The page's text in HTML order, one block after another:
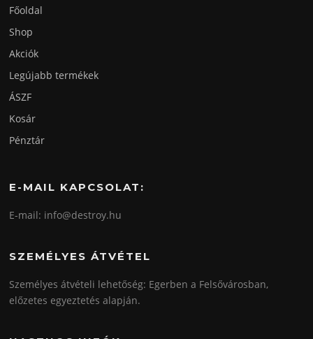
Főoldal
Shop
Akciók
Legújabb termékek
ÁSZF
Kosár
Pénztár
E-MAIL KAPCSOLAT:
E-mail: info@destroy.hu
SZEMÉLYES ÁTVÉTEL
Személyes átvételi lehetőség: Egerben a Felsővárosban,
előzetes egyeztetés alapján.